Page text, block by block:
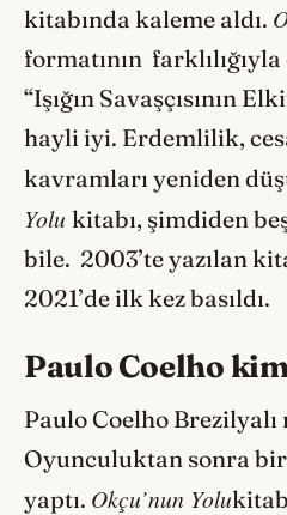
kitabında kaleme aldı.
formatının
“Işığın Savaşçısının
hayli iyi. Erdemlilik,
kavramları yeniden
Yolu kitabı, şimdiden
bile. 2003’te yazılan
2021’de ilk kez basıldı.
Paulo Coelho
Paulo Coelho Brezilyalı
Oyunculuktan sonra
yaptı. Okçu’nun Yolu